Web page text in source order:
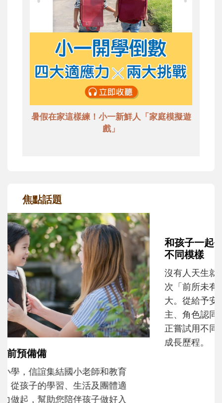
暑假在家這樣練！小一新鮮人「家庭模擬遊
戲」
焦點話題
和孩子一起長大的那個男人│讀懂父親的
不同模樣
沒有人天生就擅長當爸爸！男人總是在一次
次「前所未有」的體驗中，跟著孩子一起長
大。從給予安全感的肢體遊戲，到獨立自
主、角色認同及解決問題的能力養成。爸爸
正嘗試用不同的模樣，參與孩子每個重要的